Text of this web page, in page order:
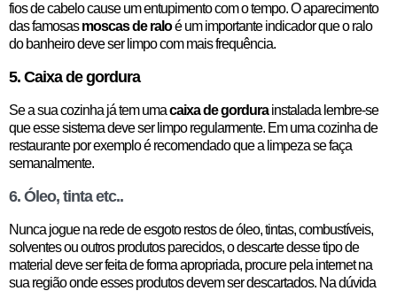
fios de cabelo cause um entupimento com o tempo. O aparecimento
das famosasmoscas de raloé um importante indicador que o ralo
do banheiro deve ser limpo com mais frequência.
5. Caixa de gordura
Se a sua cozinha já tem umacaixa de gordurainstalada lembre-se
que esse sistema deve ser limpo regularmente. Em uma cozinha de
restaurante por exemplo é recomendado que a limpeza se faça
semanalmente.
6. Óleo, tinta etc..
Nunca jogue na rede de esgoto restos de óleo, tintas, combustíveis,
solventes ou outros produtos parecidos, o descarte desse tipo de
material deve ser feita de forma apropriada, procure pela internet na
sua região onde esses produtos devem ser descartados. Na dúvida